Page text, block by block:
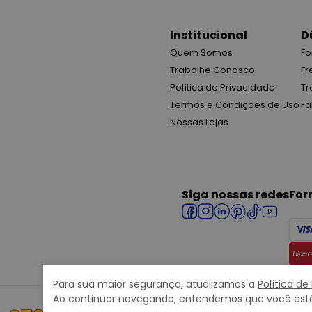
Para sua maior segurança, atualizamos a Política de
Ao continuar navegando, entendemos que você
Institucional
Quem Somos
Trabalhe Conosco
Política de Privacidade
Termos e Condições de Uso
Nossas Lojas
Siga nossas redes